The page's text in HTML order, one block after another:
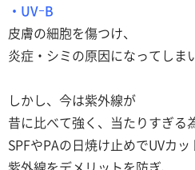
・UVｰB
皮膚の細胞を傷つけ、
炎症・シミの原因になってしま
しかし、今は紫外線が
昔に比べて強く、当たりすぎる
SPFやPAの日焼け止めでUVカ